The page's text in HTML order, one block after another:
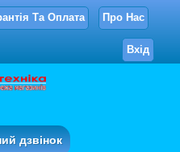
Та Оплата Про Нас
Вхід
дзвінок